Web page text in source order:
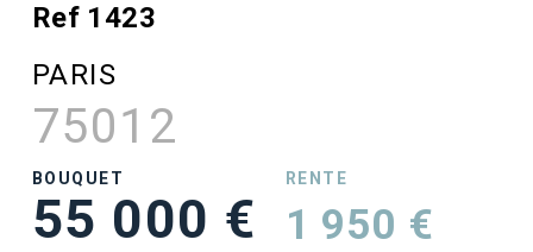
Ref 1423
PARIS
75012
BOUQUET
55 000 €
RENTE
1 950 €